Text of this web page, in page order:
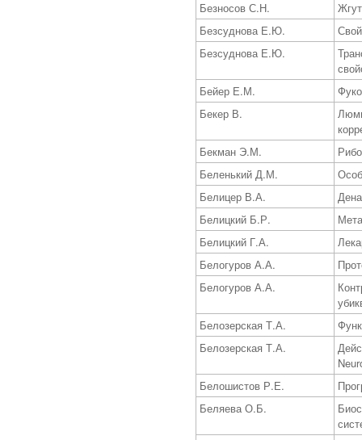
Безносов С.Н.
Безсуднова Е.Ю.
Безсуднова Е.Ю.
Бейер Е.М.
Бекер В.
Бекман Э.М.
Беленький Д.М.
Белицер В.А.
Белицкий Б.Р.
Белицкий Г.А.
Белогуров А.А.
Белогуров А.А.
Белозерская Т.А.
Белозерская Т.А.
Белошистов Р.Е.
Беляева О.Б.